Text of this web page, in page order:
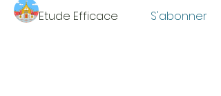
Etude Efficace
S'abonner